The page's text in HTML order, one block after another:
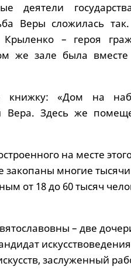
Веры сложилась
– героя
же зале была
книжку: «Дом на
Здесь же
на месте
закопаны многие тысячи
от 18 до 60 тысяч
– две
заслуженный